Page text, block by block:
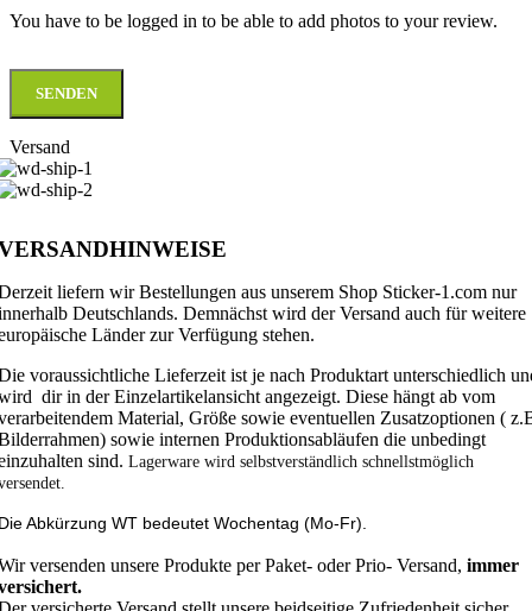
You have to be logged in to be able to add photos to your review.
Versand
liefern wir Bestellungen aus unserem Shop Sticker-1.com nur
Deutschlands. Demnächst wird der Versand auch für weitere
Länder zur Verfügung stehen.
voraussichtliche Lieferzeit ist je nach Produktart unterschiedlich
dir in der Einzelartikelansicht angezeigt. Diese hängt ab vom
Material, Größe sowie eventuellen Zusatzoptionen (
sowie internen Produktionsabläufen die unbedingt
sind. Lagerware wird selbstverständlich schnellstmöglich
Abkürzung WT bedeutet Wochentag (Mo-Fr).
versenden unsere Produkte per Paket- oder Prio- Versand, immer